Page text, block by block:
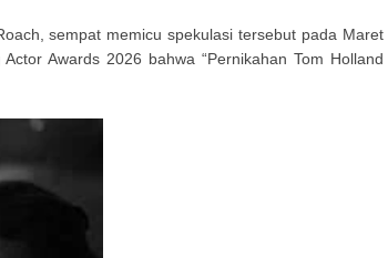
sempat memicu spekulasi tersebut pada Maret
Awards 2026 bahwa “Pernikahan Tom Holland